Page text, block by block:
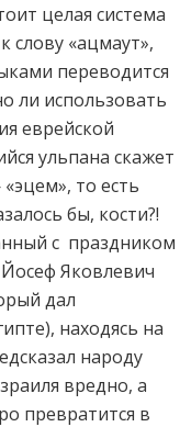
целая система
слову «ацмаут»,
переводится
ли использовать
еврейской
ульпана скажет
то есть
бы, кости?!
с праздником
Яковлевич
дал
находясь на
народу
вредно, а
превратится в